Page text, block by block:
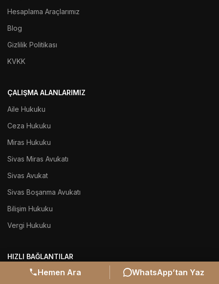
Hemen Ara WhatsApp’tan Yaz
Hesaplama Araçlarımız
Blog
Gizlilik Politikası
KVKK
ÇALIŞMA ALANLARIMIZ
Aile Hukuku
Ceza Hukuku
Miras Hukuku
Sivas Miras Avukatı
Sivas Avukat
Sivas Boşanma Avukatı
Bilişim Hukuku
Vergi Hukuku
HIZLI BAĞLANTILAR
İnfaz-Yatar Hesaplama